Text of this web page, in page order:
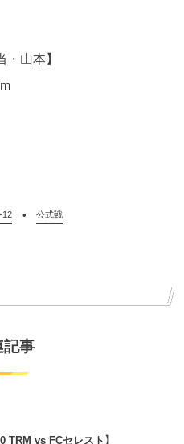
・山本】
12 公式戦
記事
TRM vs FCセレスト】